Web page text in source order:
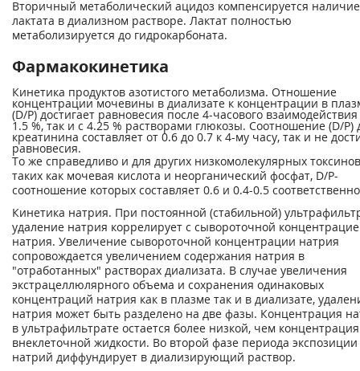
Вторичный метаболический ацидоз компенсируется
лактата в диализном растворе. Лактат полностью
метаболизируется до гидрокарбоната.
Фармакокинетика
Кинетика продуктов азотистого метаболизма. Отношение
концентрации мочевины в диализате к концентрации в
(D/P) достигает равновесия после 4-часового взаимодействия
1.5 %, так и с 4.25 % растворами глюкозы. Соотношение (D/P)
креатинина составляет от 0.6 до 0.7 к 4-му часу, так и не
равновесия.
То же справедливо и для других низкомолекулярных
таких как мочевая кислота и неорганический фосфат, D/P-
соотношение которых составляет 0.6 и 0.4-0.5
Кинетика натрия. При постоянной (стабильной)
удаление натрия коррелирует с сывороточной
натрия. Увеличение сывороточной концентрации натрия
сопровождается увеличением содержания натрия в
"отработанных" растворах диализата. В случае увеличения
экстрацеллюлярного объема и сохранения одинаковых
концентраций натрия как в плазме так и в диализате,
натрия может быть разделено на две фазы. Концентрация
в ультрафильтрате остается более низкой, чем
внеклеточной жидкости. Во второй фазе периода экспозиции
натрий диффундирует в диализирующий раствор.